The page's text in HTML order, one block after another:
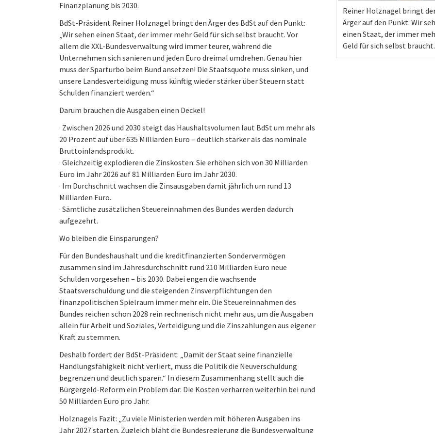
Finanzplanung bis 2030.
BdSt-Präsident Reiner Holznagel bringt den Ärger des BdSt auf den Punkt:
„Wir sehen einen Staat, der immer mehr Geld für sich selbst braucht. Vor
allem die XXL-Bundesverwaltung wird immer teurer, während die
Unternehmen sich sanieren und jeden Euro dreimal umdrehen. Genau hier
muss der Sparturbo beim Bund ansetzen! Die Staatsquote muss sinken, und
unsere Landesverteidigung muss künftig wieder stärker über Steuern statt
Schulden finanziert werden.“
Darum brauchen die Ausgaben einen Deckel!
· Zwischen 2026 und 2030 steigt das Haushaltsvolumen laut BdSt um mehr als
20 Prozent auf über 635 Milliarden Euro – deutlich stärker als das nominale
Bruttoinlandsprodukt.
· Gleichzeitig explodieren die Zinskosten: Sie erhöhen sich von 30 Milliarden
Euro im Jahr 2026 auf 81 Milliarden Euro im Jahr 2030.
· Im Durchschnitt wachsen die Zinsausgaben damit jährlich um rund 13
Milliarden Euro.
· Sämtliche zusätzlichen Steuereinnahmen des Bundes werden dadurch
aufgezehrt.
Wo bleiben die Einsparungen?
Für den Bundeshaushalt und die kreditfinanzierten Sondervermögen
zusammen sind im Jahresdurchschnitt rund 210 Milliarden Euro neue
Schulden vorgesehen – bis 2030. Dabei engen die wachsende
Staatsverschuldung und die steigenden Zinsverpflichtungen den
finanzpolitischen Spielraum immer mehr ein. Die Steuereinnahmen des
Bundes reichen schon 2028 rein rechnerisch nicht mehr aus, um die Ausgaben
allein für Arbeit und Soziales, Verteidigung und die Zinszahlungen aus eigener
Kraft zu stemmen.
Deshalb fordert der BdSt-Präsident: „Damit der Staat seine finanzielle
Handlungsfähigkeit nicht verliert, muss die Politik die Neuverschuldung
begrenzen und deutlich sparen.“ In diesem Zusammenhang stellt auch die
Bürgergeld-Reform ein Problem dar: Die Kosten verharren weiterhin bei rund
50 Milliarden Euro pro Jahr.
Holznagels Fazit: „Zu viele Ministerien werden mit höheren Ausgaben ins
Jahr 2027 starten. Zugleich bläht die Bundesregierung die Bundesverwaltung
Reiner Holznagel bringt
Ärger auf den Punkt: Wir
einen Staat, der immer
Geld für sich selbst braucht.